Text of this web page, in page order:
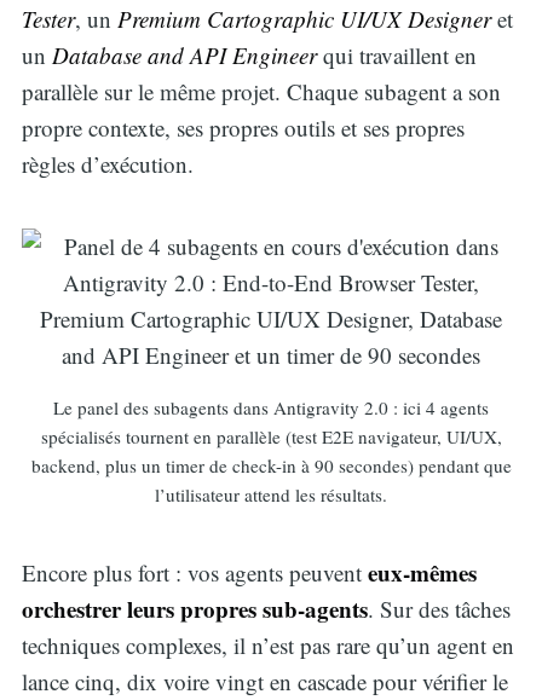
Tester, un Premium Cartographic UI/UX Designeret
un Database and API Engineerqui travaillent en
parallèle sur le même projet. Chaque subagent a son
propre contexte, ses propres outils et ses propres
règles d’exécution.
Le panel des subagents dans Antigravity 2.0 : ici 4 agents
spécialisés tournent en parallèle (test E2E navigateur, UI/UX,
backend, plus un timer de check-in à 90 secondes) pendant que
l’utilisateur attend les résultats.
Encore plus fort : vos agents peuvent eux-mêmes
orchestrer leurs propres sub-agents. Sur des tâches
techniques complexes, il n’est pas rare qu’un agent en
lance cinq, dix voire vingt en cascade pour vérifier le